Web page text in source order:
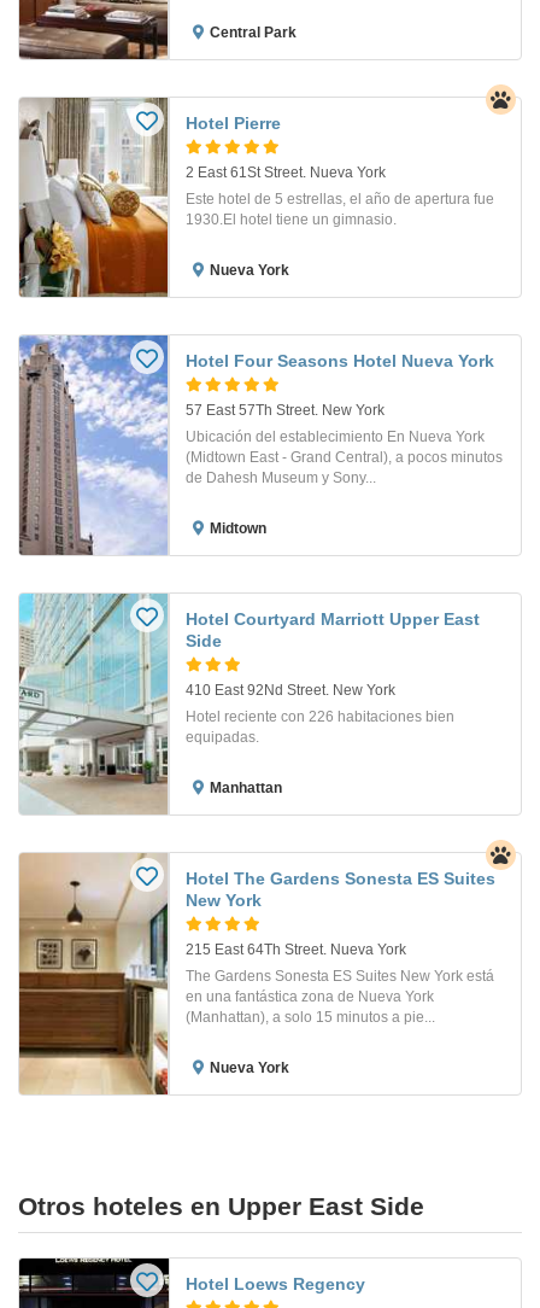
Central Park
Hotel Pierre
2 East 61St Street. Nueva York
Este hotel de 5 estrellas, el año de apertura fue
1930.El hotel tiene un gimnasio.
Nueva York
Hotel Four Seasons Hotel Nueva York
57 East 57Th Street. New York
Ubicación del establecimiento En Nueva York
(Midtown East - Grand Central), a pocos minutos
de Dahesh Museum y Sony...
Midtown
Hotel Courtyard Marriott Upper East
Side
410 East 92Nd Street. New York
Hotel reciente con 226 habitaciones bien
equipadas.
Manhattan
Hotel The Gardens Sonesta ES Suites
New York
215 East 64Th Street. Nueva York
The Gardens Sonesta ES Suites New York está
en una fantástica zona de Nueva York
(Manhattan), a solo 15 minutos a pie...
Nueva York
Otros hoteles en Upper East Side
Hotel Loews Regency